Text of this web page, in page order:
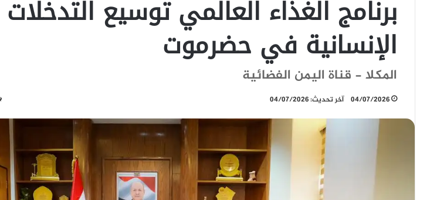
برنامج الغذاء العالمي توسيع التدخلات
الإنسانية في حضرموت
المكلا - قناة اليمن الفضائية
04/07/2026 آخر تحديث: 04/07/2026